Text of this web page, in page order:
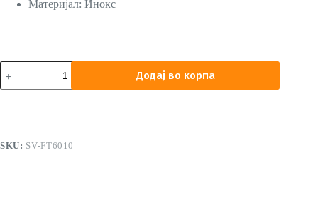
Материјал: Инокс
Инокс
бариста
лонче
Додај во корпа
SKU: SV-FT6010